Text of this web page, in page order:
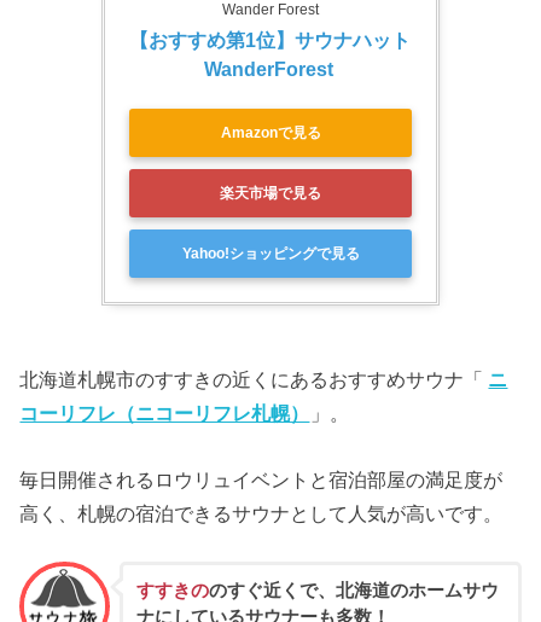
Wander Forest
【おすすめ第1位】サウナハット
WanderForest
Amazonで見る
楽天市場で見る
Yahoo!ショッピングで見る
北海道札幌市のすすきの近くにあるおすすめサウナ「 ニ
コーリフレ（ニコーリフレ札幌）
」。
毎日開催されるロウリュイベントと宿泊部屋の満足度が
高く、札幌の宿泊できるサウナとして人気が高いです。
すすきののすぐ近くで、北海道のホームサウ
ナにしているサウナーも多数！